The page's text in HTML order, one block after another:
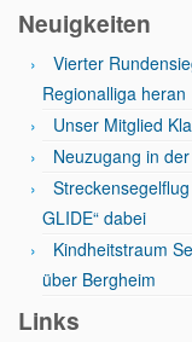
Neuigkeiten
Vierter
Regionalliga heran
Unser Mitglied
Neuzugang in
GLIDE“ dabei
Kindheitstraum
über Bergheim
Links